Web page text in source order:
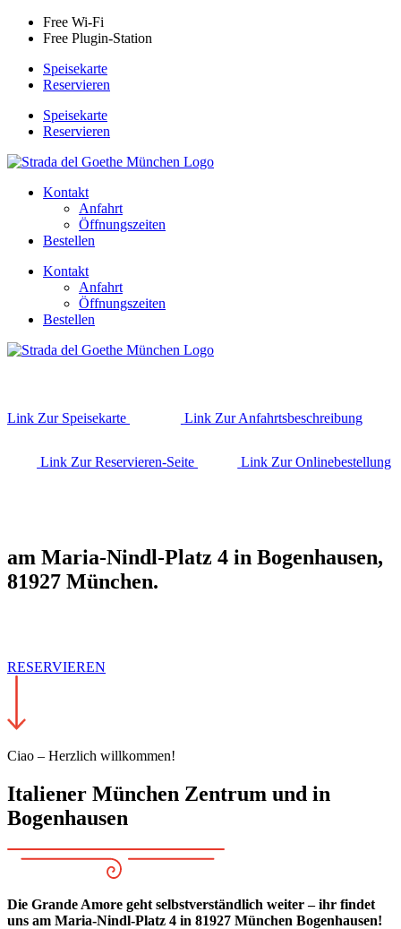
Free Wi-Fi
Free Plugin-Station
Speisekarte
Reservieren
Speisekarte
Reservieren
Kontakt
Anfahrt
Öffnungszeiten
Bestellen
Kontakt
Anfahrt
Öffnungszeiten
Bestellen
Link Zur Speisekarte Link Zur Anfahrtsbeschreibung
Link Zur Reservieren-Seite Link Zur Onlinebestellung
am Maria-Nindl-Platz 4 in Bogenhausen,
81927 München.
RESERVIEREN
Ciao – Herzlich willkommen!
Italiener München Zentrum und in
Bogenhausen
Die Grande Amore geht selbstverständlich weiter – ihr findet
uns am Maria-Nindl-Platz 4 in 81927 München Bogenhausen!